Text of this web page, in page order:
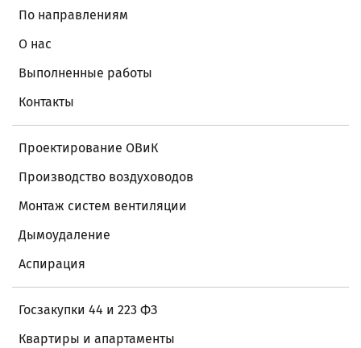
По направлениям
О нас
Выполненные работы
Контакты
Проектирование ОВиК
Производство воздуховодов
Монтаж систем вентиляции
Дымоудаление
Аспирация
Госзакупки 44 и 223 ФЗ
Квартиры и апартаменты